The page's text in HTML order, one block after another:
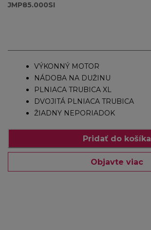
JMP85.000SI
VÝKONNÝ MOTOR
NÁDOBA NA DUŽINU
PLNIACA TRUBICA XL
DVOJITÁ PLNIACA TRUBICA
ŽIADNY NEPORIADOK
Pridať do košíka
Objavte viac